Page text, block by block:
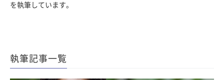
を執筆しています。
執筆記事一覧